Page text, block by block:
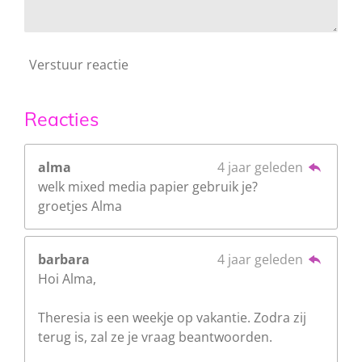
Verstuur reactie
Reacties
alma
4 jaar geleden
welk mixed media papier gebruik je?
groetjes Alma
barbara
4 jaar geleden
Hoi Alma,
Theresia is een weekje op vakantie. Zodra zij
terug is, zal ze je vraag beantwoorden.